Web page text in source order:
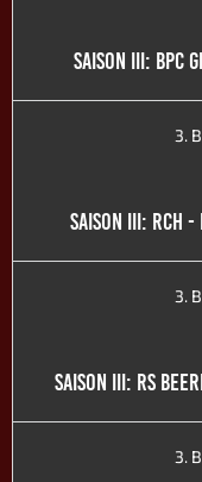
SAISON III: BPC
3.
SAISON III: RCH -
3.
SAISON III: RS
3.